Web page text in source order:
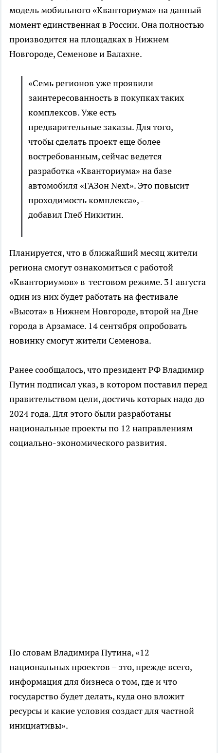
модель мобильного «Кванториума» на данный
момент единственная в России. Она полностью
производится на площадках в Нижнем
Новгороде, Семенове и Балахне.
«Семь регионов уже проявили
заинтересованность в покупках таких
комплексов. Уже есть
предварительные заказы. Для того,
чтобы сделать проект еще более
востребованным, сейчас ведется
разработка «Кванториума» на базе
автомобиля «ГАЗон Next». Это повысит
проходимость комплекса», -
добавил Глеб Никитин.
Планируется, что в ближайший месяц жители
региона смогут ознакомиться с работой
«Кванториумов» в тестовом режиме. 31 августа
один из них будет работать на фестивале
«Высота» в Нижнем Новгороде, второй на Дне
города в Арзамасе. 14 сентября опробовать
новинку смогут жители Семенова.
Ранее сообщалось, что президент РФ Владимир
Путин подписал указ, в котором поставил перед
правительством цели, достичь которых надо до
2024 года. Для этого были разработаны
национальные проекты по 12 направлениям
социально-экономического развития.
По словам Владимира Путина, «12
национальных проектов – это, прежде всего,
информация для бизнеса о том, где и что
государство будет делать, куда оно вложит
ресурсы и какие условия создаст для частной
инициативы».